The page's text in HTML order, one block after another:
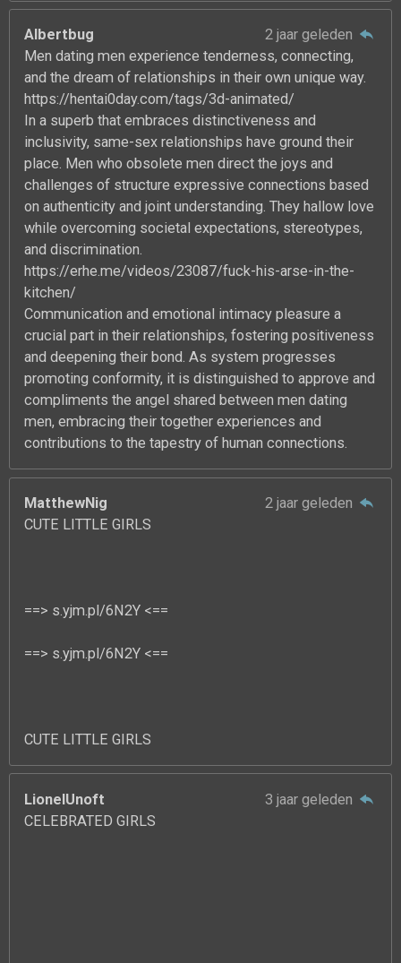
Albertbug
2 jaar geleden
Men dating men experience tenderness, connecting,
and the dream of relationships in their own unique way.
https://hentai0day.com/tags/3d-animated/
In a superb that embraces distinctiveness and
inclusivity, same-sex relationships have ground their
place. Men who obsolete men direct the joys and
challenges of structure expressive connections based
on authenticity and joint understanding. They hallow love
while overcoming societal expectations, stereotypes,
and discrimination.
https://erhe.me/videos/23087/fuck-his-arse-in-the-
kitchen/
Communication and emotional intimacy pleasure a
crucial part in their relationships, fostering positiveness
and deepening their bond. As system progresses
promoting conformity, it is distinguished to approve and
compliments the angel shared between men dating
men, embracing their together experiences and
contributions to the tapestry of human connections.
MatthewNig
2 jaar geleden
CUTE LITTLE GIRLS
==> s.yjm.pl/6N2Y <==
==> s.yjm.pl/6N2Y <==
CUTE LITTLE GIRLS
LionelUnoft
3 jaar geleden
CELEBRATED GIRLS